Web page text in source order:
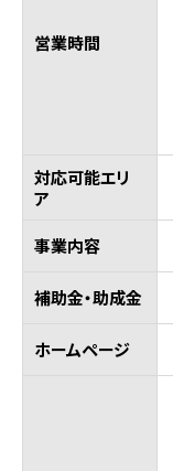
営業時間
対応可能エリ
ア
事業内容
補助金・助成金
ホームページ